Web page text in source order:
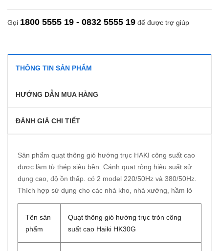
Gọi 1800 5555 19 - 0832 5555 19 để được trợ giúp
THÔNG TIN SẢN PHẨM
HƯỚNG DẪN MUA HÀNG
ĐÁNH GIÁ CHI TIẾT
Sản phẩm quạt thông gió hướng trục HAKI công suất cao
được làm từ thép siêu bền. Cánh quạt rộng hiệu suất sử
dụng cao, độ ồn thấp. có 2 model 220/50Hz và 380/50Hz.
Thích hợp sử dụng cho các nhà kho, nhà xưởng, hầm lò
Tên sản
phẩm
Quạt thông gió hướng trục tròn công
suất cao Haiki HK30G